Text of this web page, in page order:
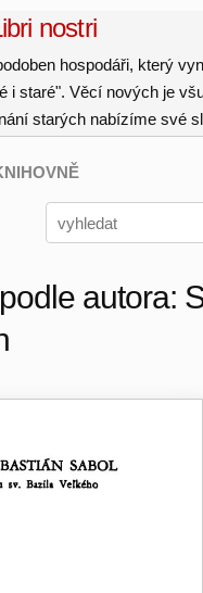
nostri
hospodáři, který
i staré". Věcí nových je
starých nabízíme své
autora: